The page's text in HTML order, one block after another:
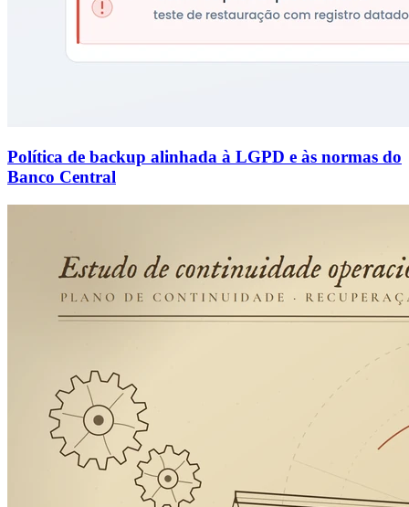
Política de backup alinhada à LGPD e às normas do
Banco Central